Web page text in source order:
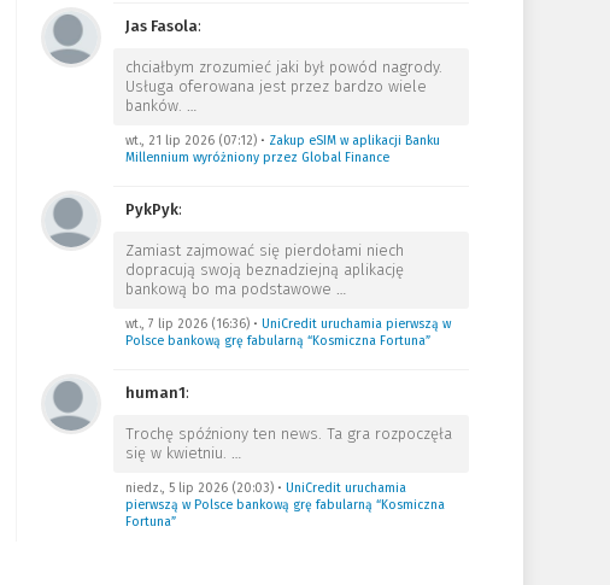
Jas Fasola:
chciałbym zrozumieć jaki był powód nagrody.
Usługa oferowana jest przez bardzo wiele
banków. …
wt., 21 lip 2026 (07:12)• Zakup eSIM w aplikacji Banku
Millennium wyróżniony przez Global Finance
PykPyk:
Zamiast zajmować się pierdołami niech
dopracują swoją beznadziejną aplikację
bankową bo ma podstawowe …
wt., 7 lip 2026 (16:36)• UniCredit uruchamia pierwszą w
Polsce bankową grę fabularną “Kosmiczna Fortuna”
human1:
Trochę spóźniony ten news. Ta gra rozpoczęła
się w kwietniu. …
niedz., 5 lip 2026 (20:03)• UniCredit uruchamia
pierwszą w Polsce bankową grę fabularną “Kosmiczna
Fortuna”